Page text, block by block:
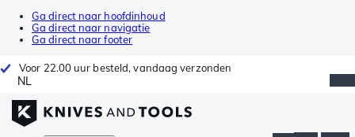
Ga direct naar hoofdinhoud
Ga direct naar navigatie
Ga direct naar footer
Voor 22.00 uur besteld, vandaag verzonden
NL